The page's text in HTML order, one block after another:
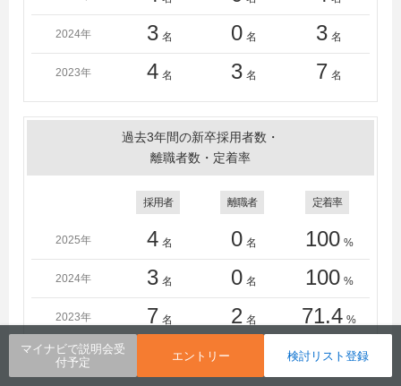
マイナビで説明会受
付予定
エントリー 検討リスト登録
2024年 3 名 0 名 3 名
2023年 4 名 3 名 7 名
過去3年間の新卒採用者数・
離職者数・定着率
採用者 離職者 定着率
2025年 4 名 0 名 100 %
2024年 3 名 0 名 100 %
2023年 7 名 2 名 71.4 %